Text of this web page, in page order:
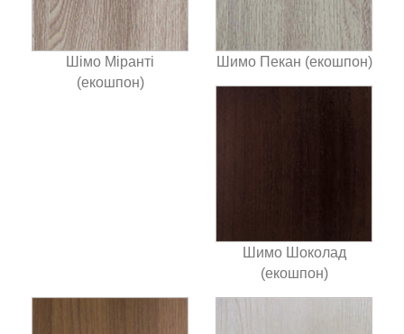
Шімо Міранті
(екошпон)
Шимо Пекан (екошпон)
Шимо Шоколад
(екошпон)